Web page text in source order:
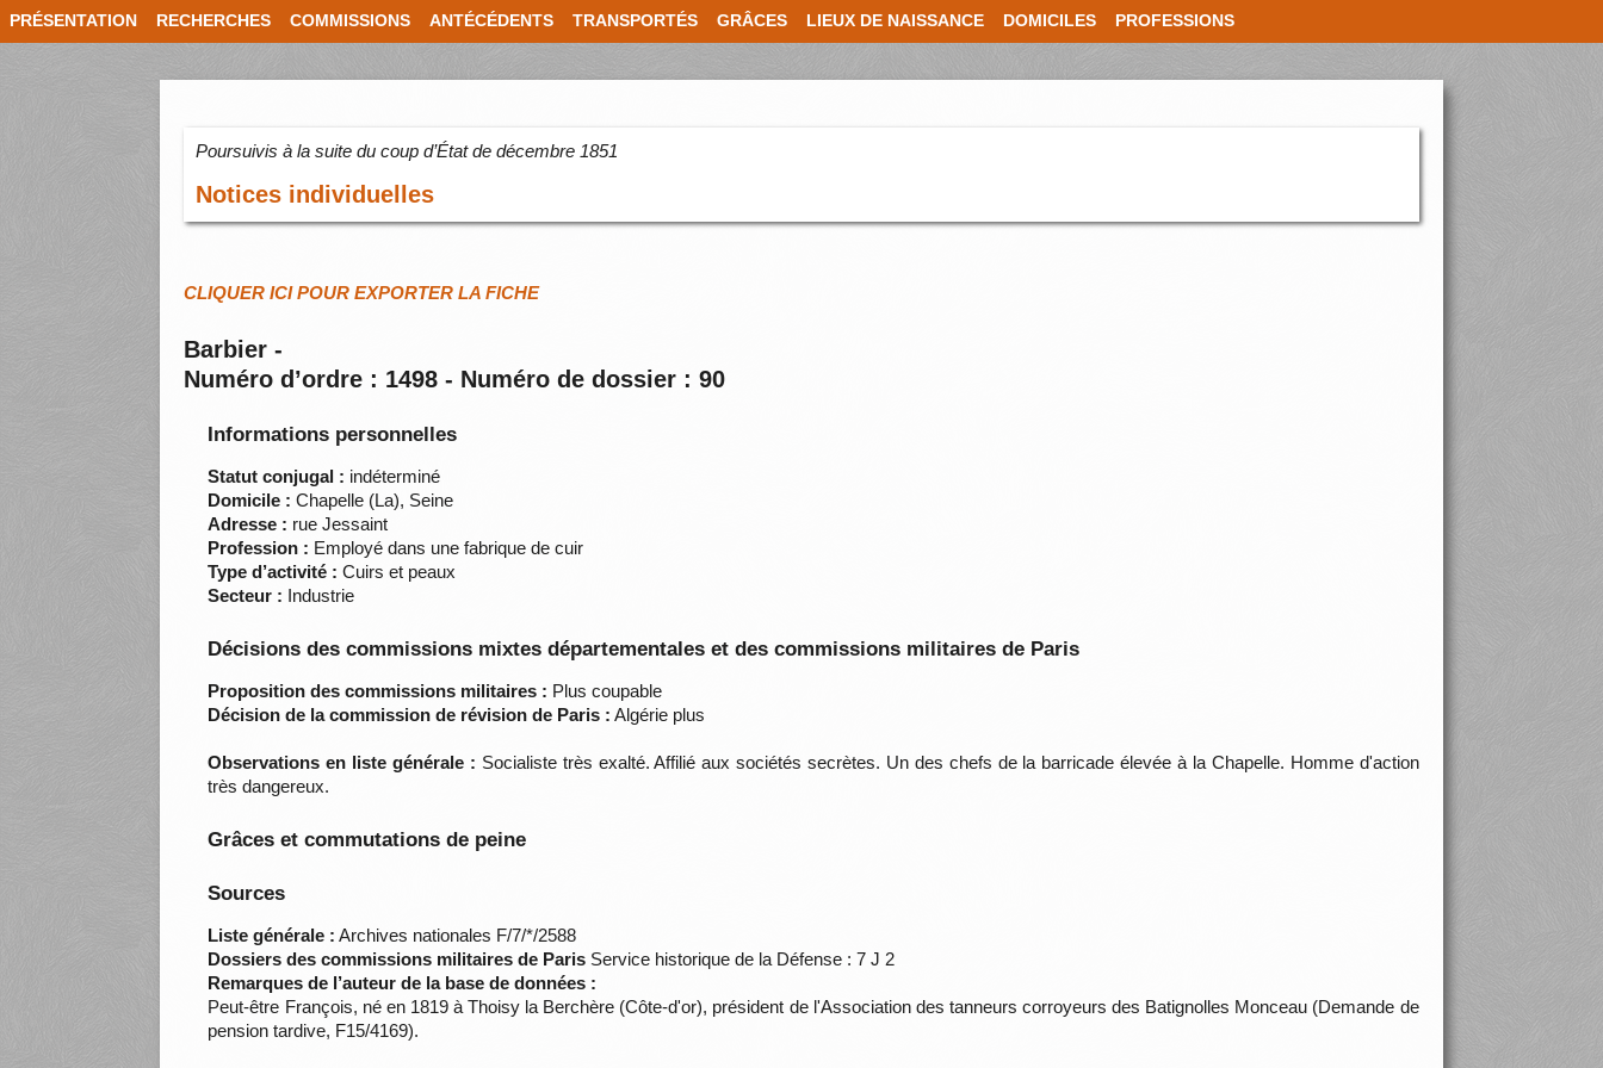
PRÉSENTATION RECHERCHES COMMISSIONS ANTÉCÉDENTS TRANSPORTÉS GRÂCES LIEUX DE NAISSANCE DOMICILES PROFESSIONS
Poursuivis à la suite du coup d’État de décembre 1851
Notices individuelles
CLIQUER ICI POUR EXPORTER LA FICHE
Barbier -
Numéro d’ordre : 1498 - Numéro de dossier : 90
Informations personnelles
Statut conjugal : indéterminé
Domicile : Chapelle (La), Seine
Adresse : rue Jessaint
Profession : Employé dans une fabrique de cuir
Type d’activité : Cuirs et peaux
Secteur : Industrie
Décisions des commissions mixtes départementales et des commissions militaires de Paris
Proposition des commissions militaires : Plus coupable
Décision de la commission de révision de Paris : Algérie plus
Observations en liste générale : Socialiste très exalté. Affilié aux sociétés secrètes. Un des chefs de la barricade élevée à la Chapelle. Homme d'action
très dangereux.
Grâces et commutations de peine
Sources
Liste générale : Archives nationales F/7/*/2588
Dossiers des commissions militaires de Paris Service historique de la Défense : 7 J 2
Remarques de l’auteur de la base de données :
Peut-être François, né en 1819 à Thoisy la Berchère (Côte-d'or), président de l'Association des tanneurs corroyeurs des Batignolles Monceau (Demande de
pension tardive, F15/4169).